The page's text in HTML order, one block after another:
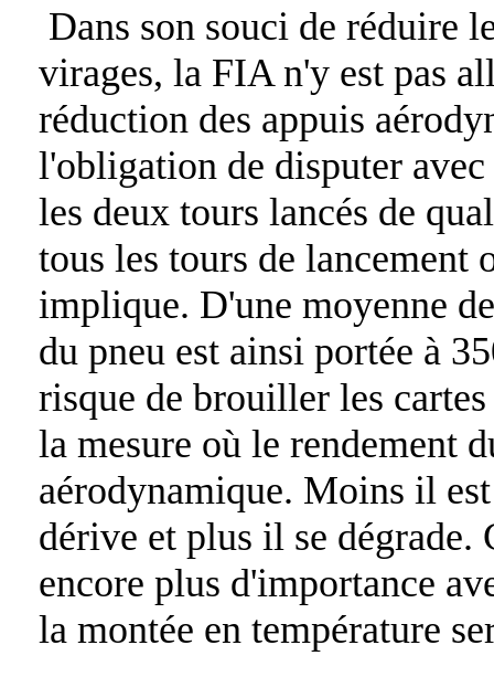
Dans son souci de réduire
virages, la FIA n'y est pas
réduction des appuis
l'obligation de disputer
les deux tours lancés de
tous les tours de lancement
implique. D'une moyenne
du pneu est ainsi portée à
risque de brouiller les
la mesure où le rendement
aérodynamique. Moins il
dérive et plus il se
encore plus d'importance
la montée en température